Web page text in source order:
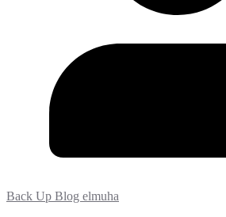
Back Up Blog elmuha